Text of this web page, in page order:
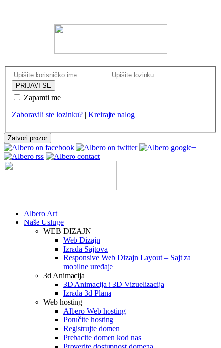
Zapamti me
Zaboravili ste lozinku? | Kreirajte nalog
Zatvori prozor
Albero Art
Naše Usluge
WEB DIZAJN
Web Dizajn
Izrada Sajtova
Responsive Web Dizajn Layout – Sajt za
mobilne uređaje
3d Animacija
3D Animacija i 3D Vizuelizacija
Izrada 3d Plana
Web hosting
Albero Web hosting
Poručite hosting
Registrujte domen
Prebacite domen kod nas